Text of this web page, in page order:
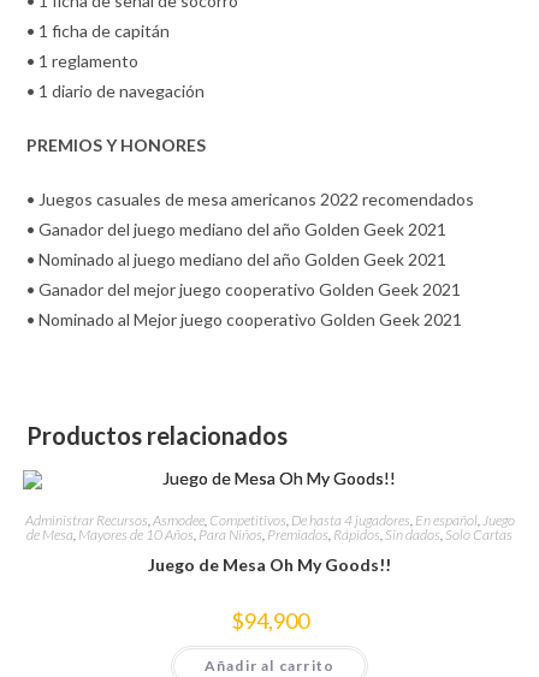
• 1 ficha de capitán
• 1 reglamento
• 1 diario de navegación
PREMIOS Y HONORES
• Juegos casuales de mesa americanos 2022 recomendados
• Ganador del juego mediano del año Golden Geek 2021
• Nominado al juego mediano del año Golden Geek 2021
• Ganador del mejor juego cooperativo Golden Geek 2021
• Nominado al Mejor juego cooperativo Golden Geek 2021
Productos relacionados
Administrar Recursos,Asmodee, Competitivos, De hasta 4 jugadores, En español,Juego
de Mesa, Mayores de 10 Años, Para Niños, Premiados, Rápidos, Sin dados, Solo Cartas
Juego de Mesa Oh My Goods!!
$94,900
Añadir al carrito